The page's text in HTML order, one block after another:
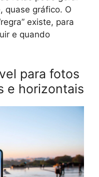
quase gráfico. O
existe, para
e quando
para fotos
e horizontais